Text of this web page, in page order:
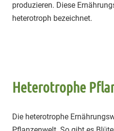
produzieren. Diese
heterotroph bezeichnet.
Heterotrophe
Die heterotrophe